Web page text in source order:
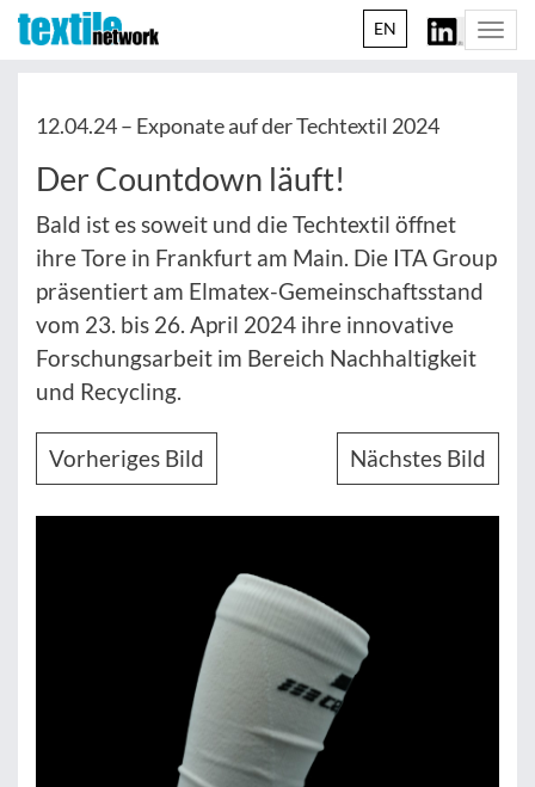
EN
12.04.24 – Exponate auf der Techtextil 2024
Der Countdown läuft!
Bald ist es soweit und die Techtextil öffnet
ihre Tore in Frankfurt am Main. Die ITA Group
präsentiert am Elmatex-Gemeinschaftsstand
vom 23. bis 26. April 2024 ihre innovative
Forschungsarbeit im Bereich Nachhaltigkeit
und Recycling.
Vorheriges Bild Nächstes Bild